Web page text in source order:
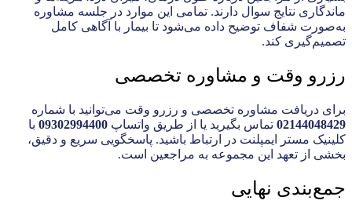
ماندگاری نتایج سوال دارند. تمامی این موارد در جلسه مشاوره
به‌صورت شفاف توضیح داده می‌شود تا بیمار با آگاهی کامل
تصمیم‌گیری کند.
رزرو وقت و مشاوره تخصصی
برای دریافت مشاوره تخصصی و رزرو وقت می‌توانید با شماره
02144048429 تماس بگیرید یا از طریق واتساپ 09302994400 با
کلینیک مستر ایمپلنت در ارتباط باشید. پاسخگویی سریع و دقیق،
بخشی از تعهد این مجموعه به مراجعین است.
جمع‌بندی نهایی